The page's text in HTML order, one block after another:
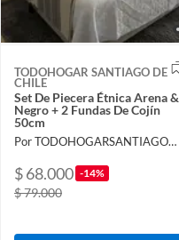
TODOHOGAR SANTIAGO DE
CHILE
Set De Piecera Étnica Arena &
Negro + 2 Fundas De Cojín
50cm
Por TODOHOGARSANTIAGODECHILE
$ 68.000 -14%
$ 79.000